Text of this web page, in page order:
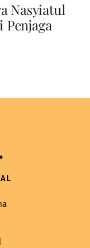
Nasyiatul
Penjaga